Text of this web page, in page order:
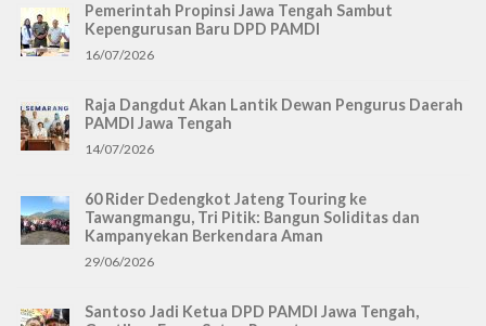
Pemerintah Propinsi Jawa Tengah Sambut
Kepengurusan Baru DPD PAMDI
16/07/2026
Raja Dangdut Akan Lantik Dewan Pengurus Daerah
PAMDI Jawa Tengah
14/07/2026
60 Rider Dedengkot Jateng Touring ke
Tawangmangu, Tri Pitik: Bangun Soliditas dan
Kampanyekan Berkendara Aman
29/06/2026
Santoso Jadi Ketua DPD PAMDI Jawa Tengah,